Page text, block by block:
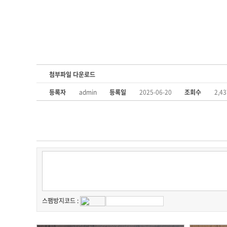
첨부파일 다운로드
등록자
admin 등록일 2025-06-20 조회수
스팸방지코드 :